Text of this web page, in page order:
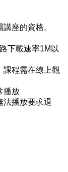
座的資格。
下載速率1M以
課程需在線上觀
播放
法播放要求退